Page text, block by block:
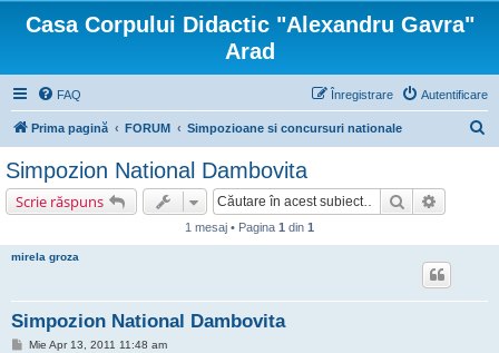
Casa Corpului Didactic "Alexandru Gavra"
Arad
FAQ Autentificare
Înregistrare
Prima pagină FORUM Simpozioane si concursuri nationale
Simpozion National Dambovita
Scrie răspuns Căutare
1 mesaj • Pagina 1 din 1
mirela groza
Simpozion National Dambovita
MMie Apr 13, 2011 11:48 am